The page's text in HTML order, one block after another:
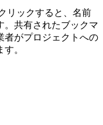
リックすると、名前
。共有されたブックマ
者がプロジェクトへの
。